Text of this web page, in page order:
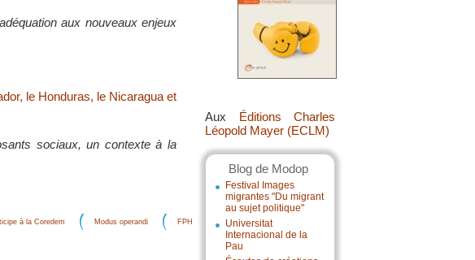
Aux Éditions Charles
Léopold Mayer (ECLM)
Blog de Modop
Festival Images
migrantes "Du migrant
au sujet politique"
Universitat
Internacional de la
Pau
aux nouveaux enjeux
le Honduras, le Nicaragua et
sociaux, un contexte à la
à la Coredem Modus operandi FPH